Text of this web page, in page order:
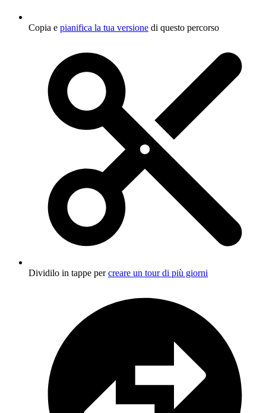
Copia e pianifica la tua versione di questo percorso
Dividilo in tappe percreare un tour di più giorni